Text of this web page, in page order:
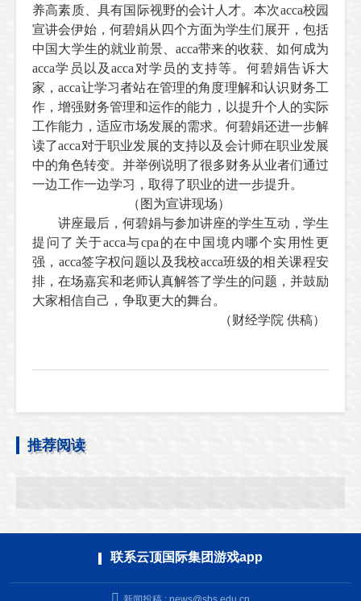
养高素质、具有国际视野的会计人才。本次acca校园
宣讲会伊始，何碧娟从四个方面为学生们展开，包括
中国大学生的就业前景、acca带来的收获、如何成为
acca学员以及acca对学员的支持等。何碧娟告诉大
家，acca让学习者站在管理的角度理解和认识财务工
作，增强财务管理和运作的能力，以提升个人的实际
工作能力，适应市场发展的需求。何碧娟还进一步解
读了acca对于职业发展的支持以及会计师在职业发展
中的角色转变。并举例说明了很多财务从业者们通过
一边工作一边学习，取得了职业的进一步提升。
（图为宣讲现场）
讲座最后，何碧娟与参加讲座的学生互动，学生
提问了关于acca与cpa的在中国境内哪个实用性更
强，acca签字权问题以及我校acca班级的相关课程安
排 ，在场嘉宾和老师认真解答了学生的问题，并鼓励
大家相信自己，争取更大的舞台。
（财经学院 供稿）
推荐阅读
联系云顶国际集团游戏app